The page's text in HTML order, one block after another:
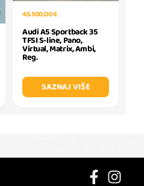
45.500,00 €
Audi A5 Sportback 35
TFSI S-line, Pano,
Virtual, Matrix, Ambi,
Reg.
SAZNAJ VIŠE